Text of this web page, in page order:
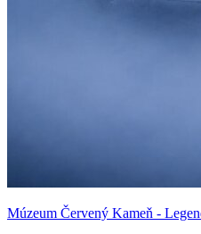
Múzeum Červený Kameň -